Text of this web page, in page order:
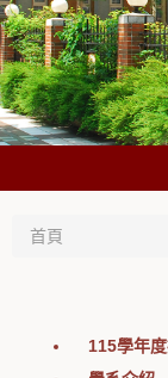
首頁
115學年